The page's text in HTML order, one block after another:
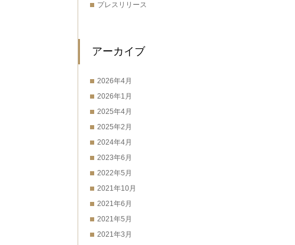
プレスリリース
アーカイブ
2026年4月
2026年1月
2025年4月
2025年2月
2024年4月
2023年6月
2022年5月
2021年10月
2021年6月
2021年5月
2021年3月